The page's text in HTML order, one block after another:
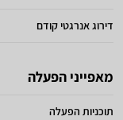
דירוג אנרגטי קודם
מאפייני הפעלה
תוכניות הפעלה